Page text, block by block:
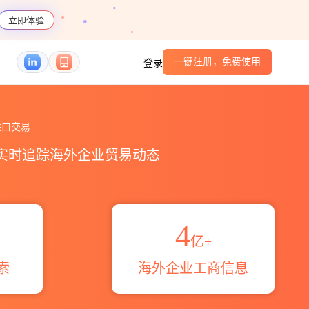
立即体验
登录 一键注册，免费使用
交易
时追踪海外企业贸易动态
4亿+
海外企业工商信息